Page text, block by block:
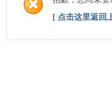
[ 点击这里返回